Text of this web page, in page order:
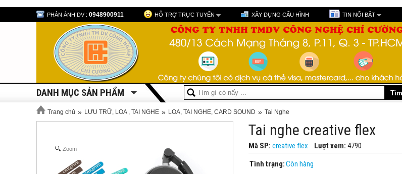
PHẢN ÁNH DV : 0948900911 HỖ TRỢ TRỰC TUYẾN XÂY DỰNG CẤU HÌNH TIN NỔI BẬT
DANH MỤC SẢN PHẨM
Trang chủ » LƯU TRỮ, LOA , TAI NGHE » LOA, TAI NGHE, CARD SOUND » Tai Nghe
Zoom
Tai nghe creative flex
Mã SP: creative flex Lượt xem: 4790
Tình trạng:Còn hàng